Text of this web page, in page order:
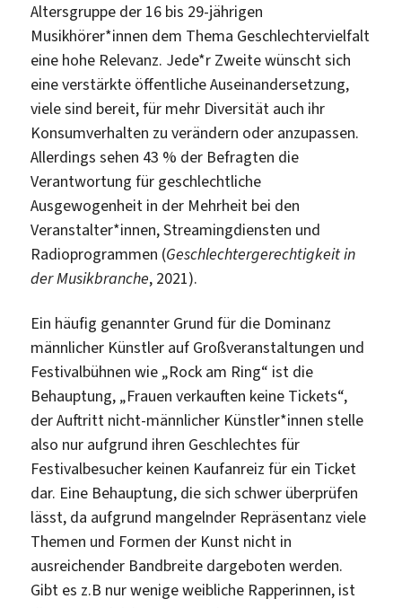
Altersgruppe der 16 bis 29-jährigen
Musikhörer*innen dem Thema Geschlechtervielfalt
eine hohe Relevanz. Jede*r Zweite wünscht sich
eine verstärkte öffentliche Auseinandersetzung,
viele sind bereit, für mehr Diversität auch ihr
Konsumverhalten zu verändern oder anzupassen.
Allerdings sehen 43 % der Befragten die
Verantwortung für geschlechtliche
Ausgewogenheit in der Mehrheit bei den
Veranstalter*innen, Streamingdiensten und
Radioprogrammen (Geschlechtergerechtigkeit in
der Musikbranche, 2021).
Ein häufig genannter Grund für die Dominanz
männlicher Künstler auf Großveranstaltungen und
Festivalbühnen wie „Rock am Ring“ ist die
Behauptung, „Frauen verkauften keine Tickets“,
der Auftritt nicht-männlicher Künstler*innen stelle
also nur aufgrund ihren Geschlechtes für
Festivalbesucher keinen Kaufanreiz für ein Ticket
dar. Eine Behauptung, die sich schwer überprüfen
lässt, da aufgrund mangelnder Repräsentanz viele
Themen und Formen der Kunst nicht in
ausreichender Bandbreite dargeboten werden.
Gibt es z.B nur wenige weibliche Rapperinnen, ist